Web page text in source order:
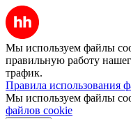
Мы используем файлы
правильную работу
трафик.
Правила использования
Мы используем файлы
файлов cookie